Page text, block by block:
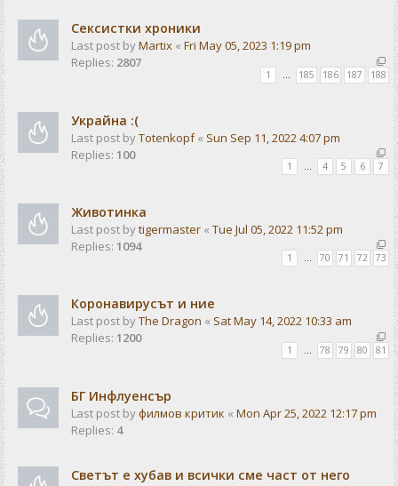
Сексистки хроники
Last post byMartix « Fri May 05, 2023 1:19 pm
Replies: 2807
1 185 186 187 188
Украйна :(
Last post byTotenkopf« Sun Sep 11, 2022 4:07 pm
Replies: 100
1 … 4 5 6 7
Животинка
Last post bytigermaster « Tue Jul 05, 2022 11:52 pm
Replies: 1094
1 … 70 71 72 73
Коронавирусът и ние
Last post byThe Dragon « Sat May 14, 2022 10:33 am
Replies: 1200
1 78 79 80 81
БГ Инфлуенсър
Last post byфилмов критик « Mon Apr 25, 2022 12:17 pm
Replies: 4
Светът е хубав и всички сме част от него